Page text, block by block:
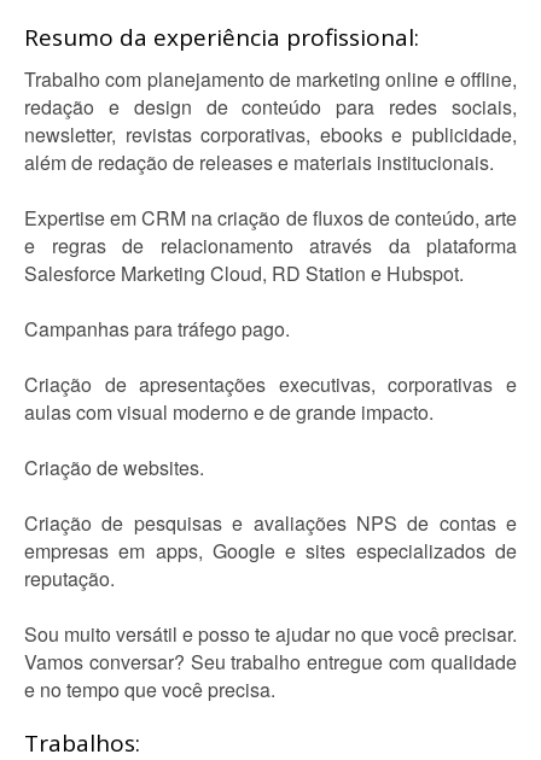
Resumo da experiência profissional:
Trabalho com planejamento de marketing online e offline,
redação e design de conteúdo para redes sociais,
newsletter, revistas corporativas, ebooks e publicidade,
além de redação de releases e materiais institucionais.
Expertise em CRM na criação de fluxos de conteúdo, arte
e regras de relacionamento através da plataforma
Salesforce Marketing Cloud, RD Station e Hubspot.
Campanhas para tráfego pago.
Criação de apresentações executivas, corporativas e
aulas com visual moderno e de grande impacto.
Criação de websites.
Criação de pesquisas e avaliações NPS de contas e
empresas em apps, Google e sites especializados de
reputação.
Sou muito versátil e posso te ajudar no que você precisar.
Vamos conversar? Seu trabalho entregue com qualidade
e no tempo que você precisa.
Trabalhos: